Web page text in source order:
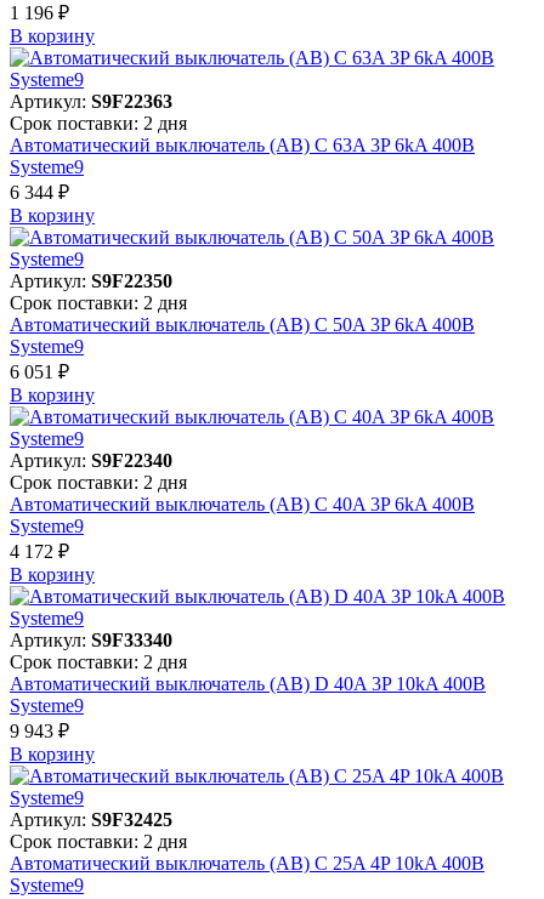
1 196 ₽
В корзинy
Артикул: S9F22363
Срок поставки: 2 дня
Автоматический выключатель (АВ) C 63A 3P 6kA 400В
Systeme9
6 344 ₽
В корзинy
Артикул: S9F22350
Срок поставки: 2 дня
Автоматический выключатель (АВ) C 50A 3P 6kA 400В
Systeme9
6 051 ₽
В корзинy
Артикул: S9F22340
Срок поставки: 2 дня
Автоматический выключатель (АВ) C 40A 3P 6kA 400В
Systeme9
4 172 ₽
В корзинy
Артикул: S9F33340
Срок поставки: 2 дня
Автоматический выключатель (АВ) D 40A 3P 10kA 400В
Systeme9
9 943 ₽
В корзинy
Артикул: S9F32425
Срок поставки: 2 дня
Автоматический выключатель (АВ) C 25A 4P 10kA 400В
Systeme9